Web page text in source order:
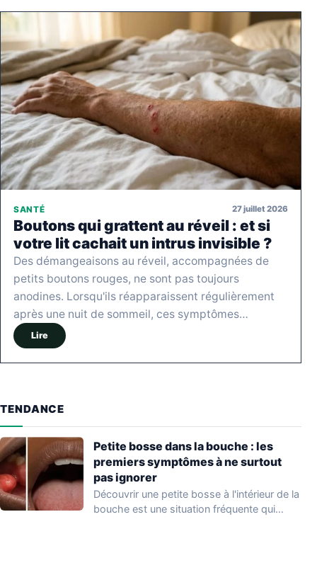
SANTÉ 27 juillet 2026
Boutons qui grattent au réveil : et si
votre lit cachait un intrus invisible ?
Des démangeaisons au réveil, accompagnées de
petits boutons rouges, ne sont pas toujours
anodines. Lorsqu'ils réapparaissent régulièrement
après une nuit de sommeil, ces symptômes…
Lire
TENDANCE
Petite bosse dans la bouche : les
premiers symptômes à ne surtout
pas ignorer
Découvrir une petite bosse à l'intérieur de la
bouche est une situation fréquente qui…